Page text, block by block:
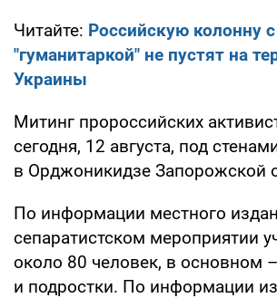
Читайте: Российскую колонну с
"гуманитаркой" не пустят на
Украины
Митинг пророссийских
сегодня, 12 августа, под
в Орджоникидзе Запорожской
По информации местного
сепаратистском мероприятии
около 80 человек, в основном
и подростки. По информации